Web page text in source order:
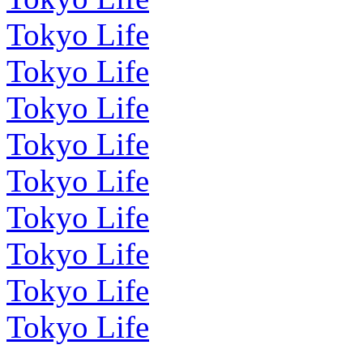
Tokyo Life
Tokyo Life
Tokyo Life
Tokyo Life
Tokyo Life
Tokyo Life
Tokyo Life
Tokyo Life
Tokyo Life